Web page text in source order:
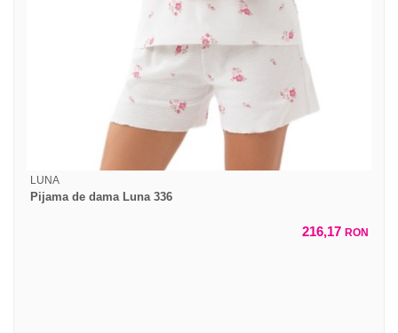
LUNA
Pijama de dama Luna 336
216,17 RON